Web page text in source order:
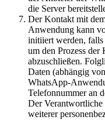
die Server
Der Kontakt mit
Anwendung kann
initiiert werden, falls
um den Prozess
abzuschließen.
Daten (abhängig
WhatsApp-
Telefonnummer an
Der Verantwortliche
weiterer